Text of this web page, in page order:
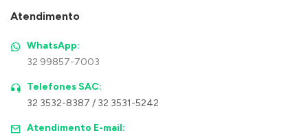
Atendimento
WhatsApp:
32 99857-7003
Telefones SAC:
32 3532-8387 / 32 3531-5242
Atendimento E-mail: